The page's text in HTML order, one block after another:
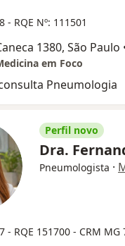
- RQE Nº: 111501
1380, São Paulo
em Foco
Pneumologia
Perfil novo
Dra.
Pneumologista ·
- RQE 151700 - CRM MG